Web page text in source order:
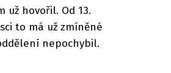
už hovořil. Od 13.
to má už zmíněné
nepochybil.